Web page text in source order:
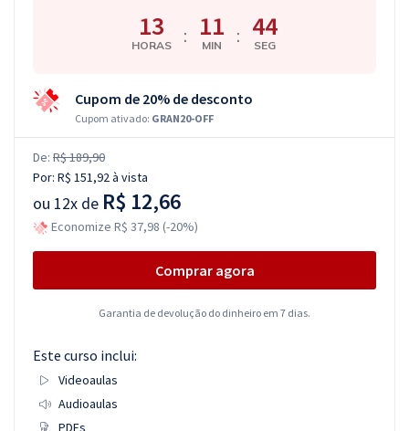
13
HORAS : 11
MIN : 43
SEG
Cupom de 20% de desconto
Cupom ativado: GRAN20-OFF
De: R$ 189,90
Por: R$ 151,92à vista
ou 12x de R$ 12,66
Economize R$ 37,98 (-20%)
Comprar agora
Garantia de devolução do dinheiro em 7 dias.
Este curso inclui:
Videoaulas
Audioaulas
PDFs